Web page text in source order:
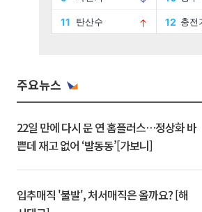
주요뉴스
22일 만에 다시 문 연 홈플러스…정상화 바
쁜데 재고 없어 ‘발동동’[가보니]
입추매직 '불발', 처서매직은 올까요? [해